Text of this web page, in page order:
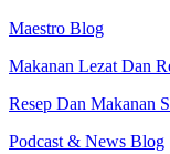
Maestro Blog
Makanan Lezat Dan
Resep Dan Makanan
Podcast & News Blog